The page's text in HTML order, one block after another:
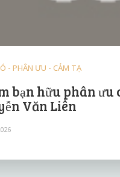
- PHÂN ƯU - CẢM TẠ
bạn hữu phân ưu
Văn Liên